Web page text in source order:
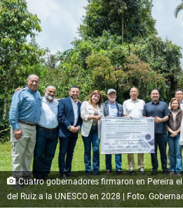
Cuatro gobernadores firmaron en Pereira
del Ruiz a la UNESCO en 2028 | Foto.